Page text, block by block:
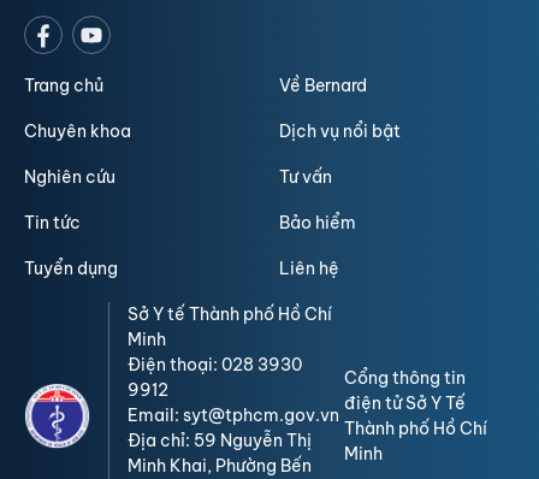
Trang chủ Về Bernard
Chuyên khoa Dịch vụ nổi bật
Nghiên cứu Tư vấn
Tin tức Bảo hiểm
Tuyển dụng Liên hệ
Sở Y tế Thành phố Hồ Chí
Minh
Điện thoại: 028 3930
9912
Email: syt@tphcm.gov.vn
Địa chỉ: 59 Nguyễn Thị
Minh Khai, Phường Bến
Cổng thông tin
điện tử Sở Y Tế
Thành phố Hồ Chí
Minh